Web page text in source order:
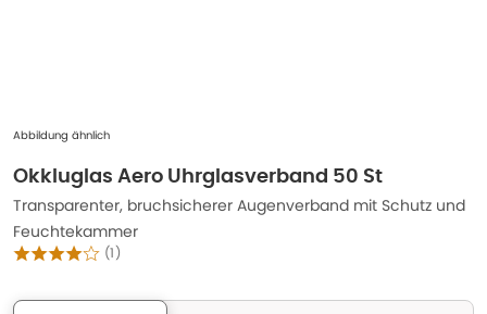
Abbildung ähnlich
Okkluglas Aero Uhrglasverband 50 St
Transparenter, bruchsicherer Augenverband mit Schutz und
Feuchtekammer
(1)